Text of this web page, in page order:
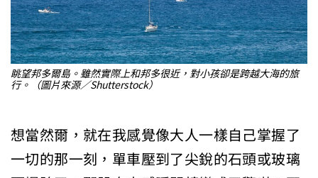
眺望邦多爾島。雖然實際上和邦多很近，對小孩卻是跨越大海的旅
行。（圖片來源／Shutterstock）
想當然爾，就在我感覺像大人一樣自己掌握了
一切的那一刻，單車壓到了尖銳的石頭或玻璃